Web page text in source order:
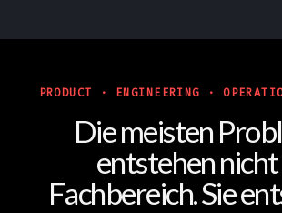
PRODUCT · ENGINEERING ·
Die meisten
entstehen
Fachbereich. Sie